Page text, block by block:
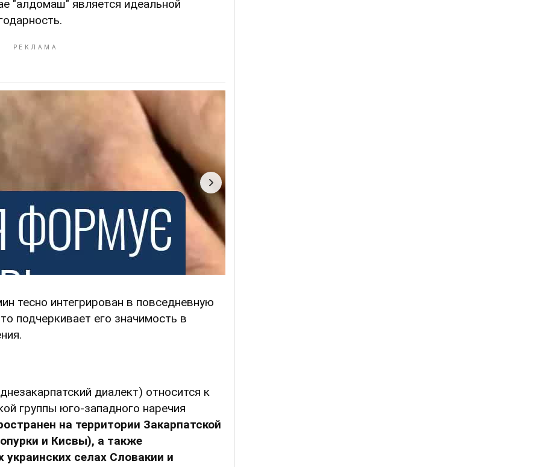
"алдомаш" является идеальной
тесно интегрирован в повседневную
подчеркивает его значимость в
диалект) относится к
группы юго-западного наречия
на территории Закарпатской
и Кисвы), а также
селах Словакии и